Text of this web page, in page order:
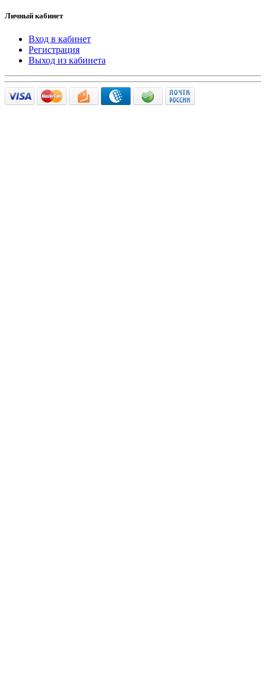
Личный кабинет
Вход в кабинет
Регистрация
Выход из кабинета